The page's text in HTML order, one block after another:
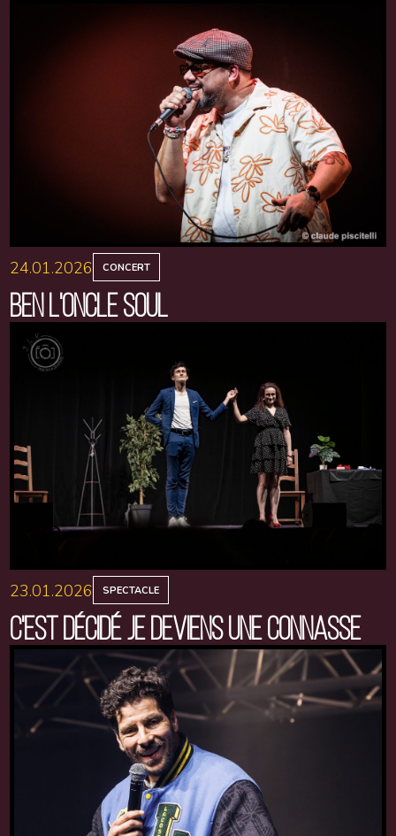
24.01.2026 CONCERT
BEN L'ONCLE SOUL
23.01.2026 SPECTACLE
C'EST DÉCIDÉ JE DEVIENS UNE CONNASSE